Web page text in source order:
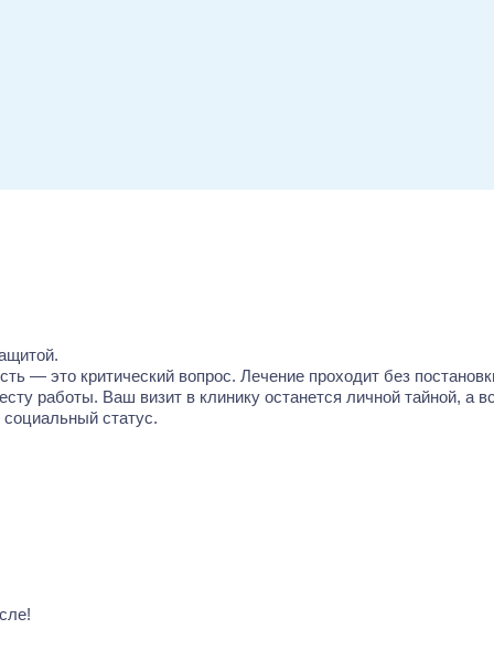
это критический вопрос. Лечение проходит без
работы. Ваш визит в клинику останется личной тайной, а
статус.